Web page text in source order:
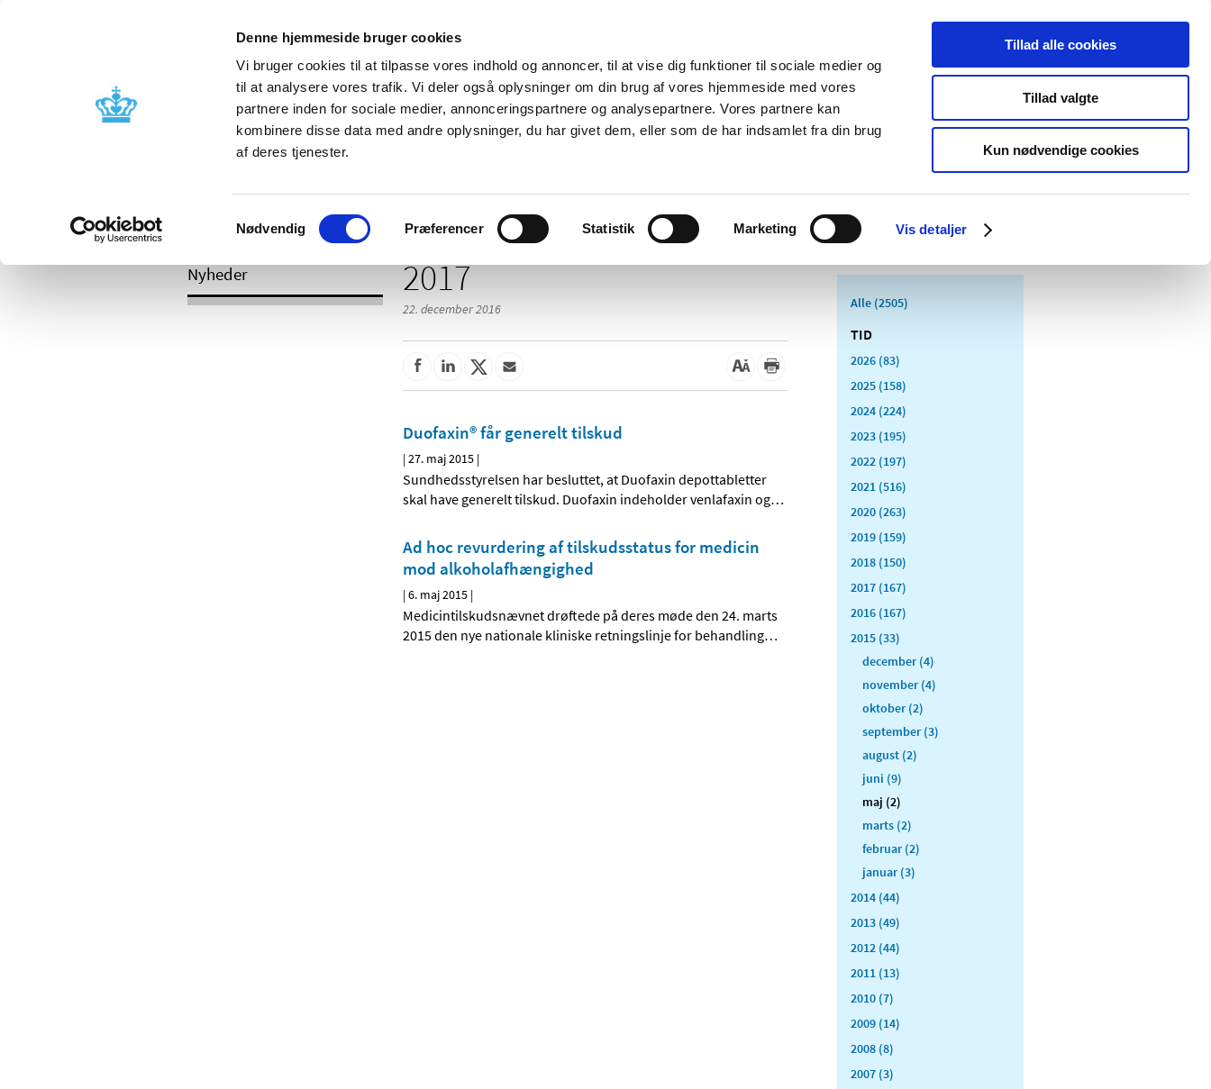
Denne hjemmeside bruger cookies
Vi bruger cookies til at tilpasse vores indhold og annoncer, til at vise dig funktioner til sociale medier og
til at analysere vores trafik. Vi deler også oplysninger om din brug af vores hjemmeside med vores
partnere inden for sociale medier, annonceringspartnere og analysepartnere. Vores partnere kan
kombinere disse data med andre oplysninger, du har givet dem, eller som de har indsamlet fra din brug
af deres tjenester.
Samtykkevalg
Nødvendig Præferencer Statistik Marketing Vis detaljer
Tillad alle cookies
Tillad valgte
Kun nødvendige cookies
Nyheder Om os Kontakt Udgivelser
Godkendelse og
Bivirkninger og
produktinformation
Tilskud og
Apoteker og salg af
Medicinsk
Særlige
produktområder
/ 2017
Nyheder 2017
22. december 2016
Duofaxin® får generelt tilskud
|27. maj 2015 |
Sundhedsstyrelsen har besluttet, at Duofaxin depottabletter
skal have generelt tilskud. Duofaxin indeholder venlafaxin og…
Ad hoc revurdering af tilskudsstatus for medicin
mod alkoholafhængighed
|6. maj 2015 |
Medicintilskudsnævnet drøftede på deres møde den 24. marts
2015 den nye nationale kliniske retningslinje for behandling…
Alle (2505)
TID
2026 (83)
2025 (158)
2024 (224)
2023 (195)
2022 (197)
2021 (516)
2020 (263)
2019 (159)
2018 (150)
2017 (167)
2016 (167)
2015 (33)
december (4)
november (4)
oktober (2)
september (3)
august (2)
juni (9)
maj (2)
marts (2)
februar (2)
januar (3)
2014 (44)
2013 (49)
2012 (44)
2011 (13)
2010 (7)
2009 (14)
2008 (8)
2007 (3)